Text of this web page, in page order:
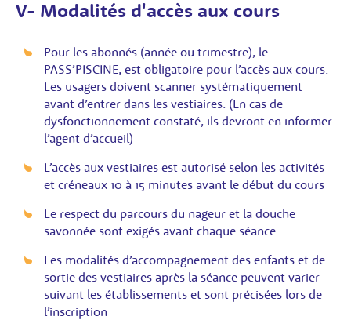
V- Modalités d'accès aux cours
Pour les abonnés (année ou trimestre), le
PASS’PISCINE, est obligatoire pour l’accès aux cours.
Les usagers doivent scanner systématiquement
avant d’entrer dans les vestiaires. (En cas de
dysfonctionnement constaté, ils devront en informer
l’agent d’accueil)
L’accès aux vestiaires est autorisé selon les activités
et créneaux 10 à 15 minutes avant le début du cours
Le respect du parcours du nageur et la douche
savonnée sont exigés avant chaque séance
Les modalités d’accompagnement des enfants et de
sortie des vestiaires après la séance peuvent varier
suivant les établissements et sont précisées lors de
l’inscription